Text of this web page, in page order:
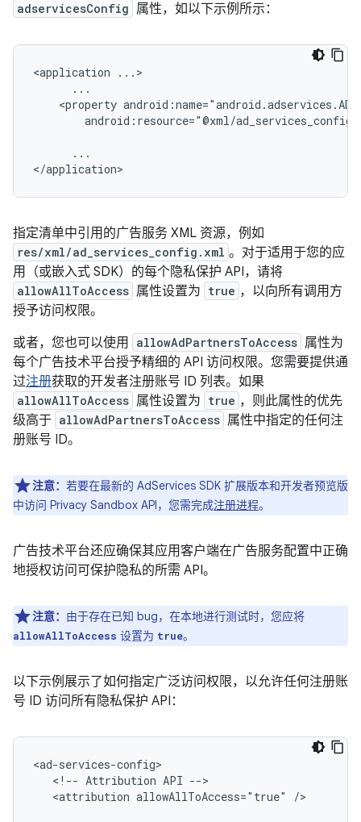
adservicesConfig 属性，如以下示例所示：
<application
<property
android:resource="@xml/ad_services_config"
...
指定清单中引用的广告服务 XML 资源，例如
res/xml/ad_services_config.xml 。对于适用于您的应
用（或嵌入式 SDK）的每个隐私保护 API，请将
allowAllToAccess 属性设置为 true ，以向所有调用方
授予访问权限。
或者，您也可以使用
allowAdPartnersToAccess 属性为
每个广告技术平台授予精细的 API 访问权限。您需要提供通
过注册获取的开发者注册账号 ID 列表。如果
allowAllToAccess 属性设置为 true ，则此属性的优先
级高于 allowAdPartnersToAccess 属性中指定的任何注
册账号 ID。
注意： 若要在最新的 AdServices SDK 扩展版本和开发者预览版
中访问 Privacy Sandbox API，您需完成注册进程。
广告技术平台还应确保其应用客户端在广告服务配置中正确
地授权访问可保护隐私的所需 API。
注意： 由于存在已知 bug，在本地进行测试时，您应将
allowAllToAccess 设置为 true。
以下示例展示了如何指定广泛访问权限，以允许任何注册账
号 ID 访问所有隐私保护 API：
<!-- Attribution API
<attribution allowAllToAccess="true" />